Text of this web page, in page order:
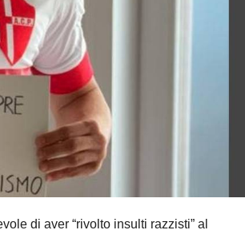
di aver “rivolto insulti razzisti” al